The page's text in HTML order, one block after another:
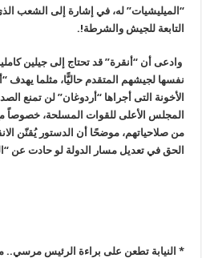
“الميليشيات” له، في إشارة إلى الشعب
التابعة للجيش والشرطة!.
وادعى أن “أنقرة” قد تحتاج إلى جيلين
نفسها لجيشهم المتقدم حاليًّا، مثلما يهدف
الأخونة التى أجراها “أردوغان” لن تمنع
المجلس الأعلى للقوات المسلحة، خصوصاً
من صلاحياتهم، موضحًا أن الدستور يُقنّن
الحق في تعديل مسار الدولة لو حادت عن
* النيابة تطعن على براءة الرئيس مرسي..